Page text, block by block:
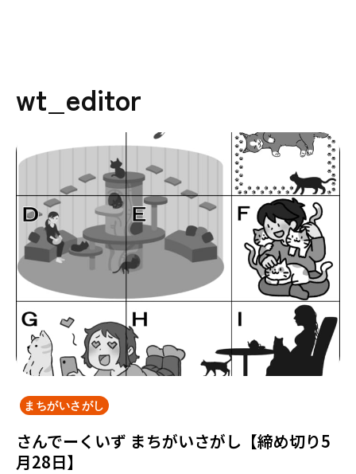
wt_editor
まちがいさがし
さんでーくいず まちがいさがし【締め切り5
月28日】